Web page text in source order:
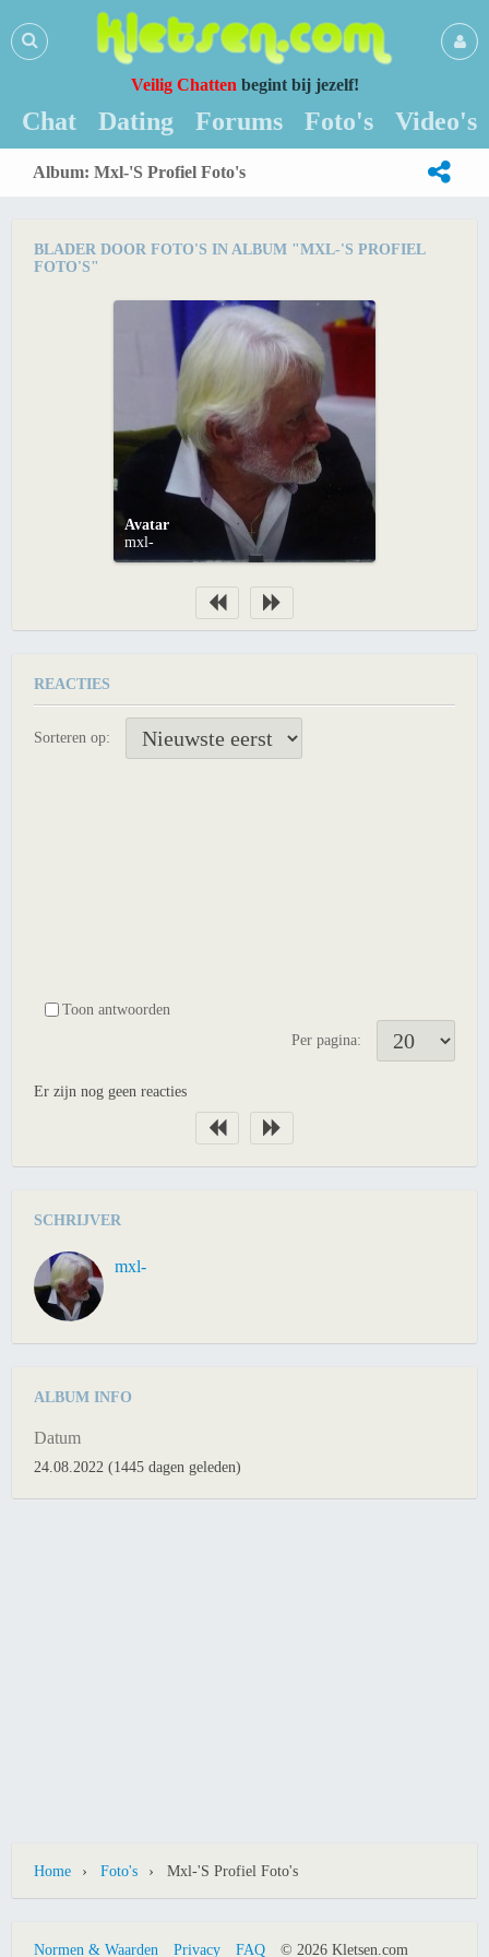
Veilig Chatten begint bij jezelf!
Chat Dating Forums Foto's Video's
Album: Mxl-'s Profiel Foto's
BLADER DOOR FOTO'S IN ALBUM "MXL-'S PROFIEL
FOTO'S"
Avatar
mxl-
REACTIES
Sorteren op:
Toon antwoorden
Per pagina:
Er zijn nog geen reacties
SCHRIJVER
mxl-
ALBUM INFO
Datum
24.08.2022 (1445 dagen geleden)
Home › Foto's › Mxl-'s Profiel Foto's
Normen & Waarden Privacy FAQ © 2026 Kletsen.com